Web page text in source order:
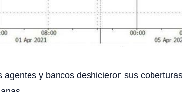
y bancos deshicieron sus